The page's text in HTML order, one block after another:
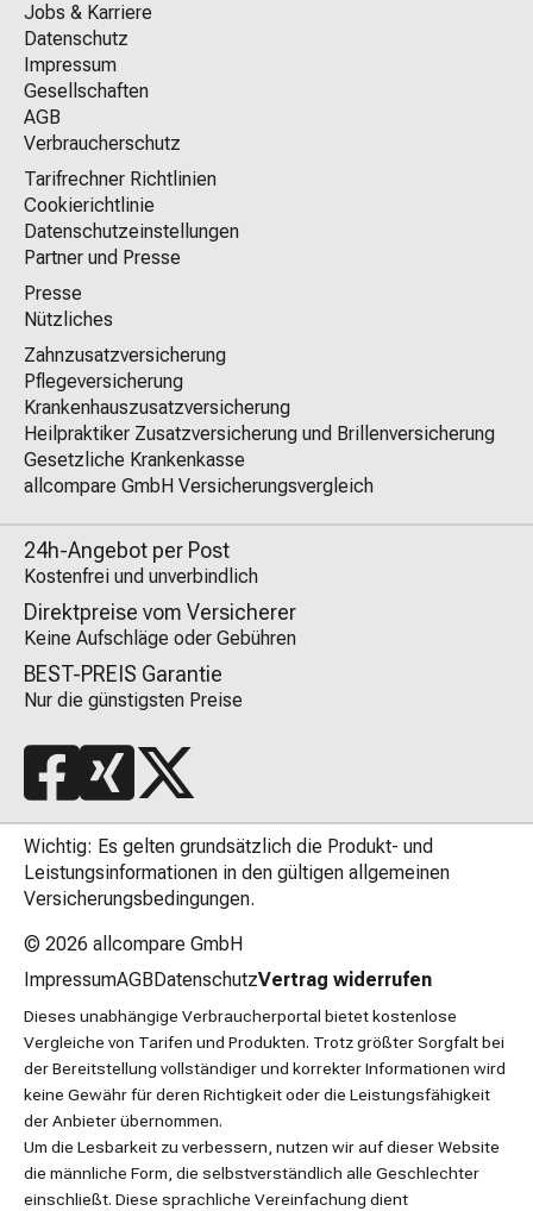
Jobs & Karriere
Datenschutz
Impressum
Gesellschaften
AGB
Verbraucherschutz
Tarifrechner Richtlinien
Cookierichtlinie
Datenschutzeinstellungen
Partner und Presse
Presse
Nützliches
Zahnzusatzversicherung
Pflegeversicherung
Krankenhauszusatzversicherung
Heilpraktiker Zusatzversicherung und Brillenversicherung
Gesetzliche Krankenkasse
allcompare GmbH Versicherungsvergleich
24h-Angebot per Post
Kostenfrei und unverbindlich
Direktpreise vom Versicherer
Keine Aufschläge oder Gebühren
BEST-PREIS Garantie
Nur die günstigsten Preise
Wichtig: Es gelten grundsätzlich die Produkt- und
Leistungsinformationen in den gültigen allgemeinen
Versicherungsbedingungen.
© 2026 allcompare GmbH
ImpressumAGB DatenschutzVertrag widerrufen
Dieses unabhängige Verbraucherportal bietet kostenlose
Vergleiche von Tarifen und Produkten. Trotz größter Sorgfalt bei
der Bereitstellung vollständiger und korrekter Informationen wird
keine Gewähr für deren Richtigkeit oder die Leistungsfähigkeit
der Anbieter übernommen.
Um die Lesbarkeit zu verbessern, nutzen wir auf dieser Website
die männliche Form, die selbstverständlich alle Geschlechter
einschließt. Diese sprachliche Vereinfachung dient